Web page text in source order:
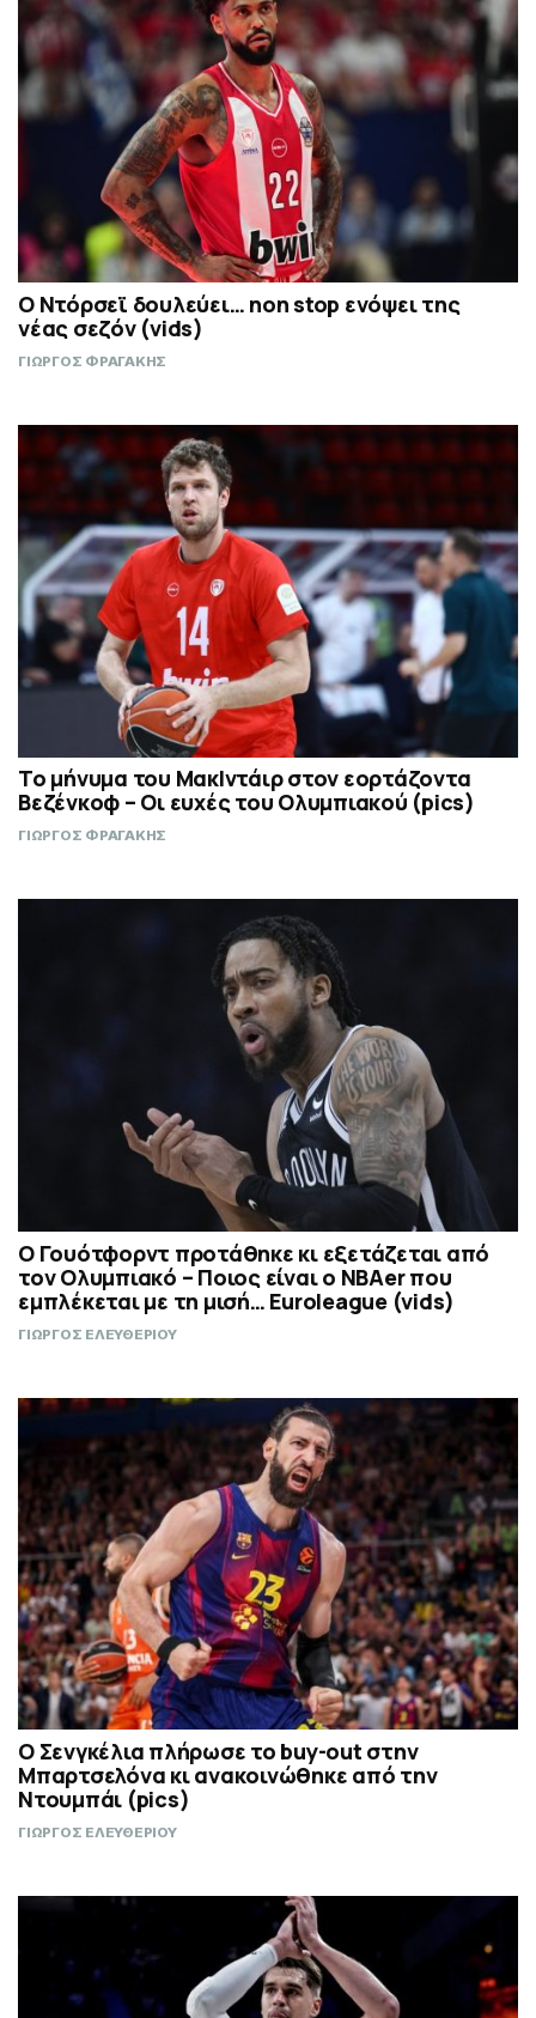
Ο Ντόρσεϊ δουλεύει… non stop ενόψει της
νέας σεζόν (vids)
ΓΙΩΡΓΟΣ ΦΡΑΓΑΚΗΣ
Το μήνυμα του ΜακΙντάιρ στον εορτάζοντα
Βεζένκοφ – Οι ευχές του Ολυμπιακού (pics)
ΓΙΩΡΓΟΣ ΦΡΑΓΑΚΗΣ
Ο Γουότφορντ προτάθηκε κι εξετάζεται από
τον Ολυμπιακό – Ποιος είναι ο ΝΒΑer που
εμπλέκεται με τη μισή… Euroleague (vids)
ΓΙΩΡΓΟΣ ΕΛΕΥΘΕΡΙΟΥ
Ο Σενγκέλια πλήρωσε το buy-out στην
Μπαρτσελόνα κι ανακοινώθηκε από την
Ντουμπάι (pics)
ΓΙΩΡΓΟΣ ΕΛΕΥΘΕΡΙΟΥ